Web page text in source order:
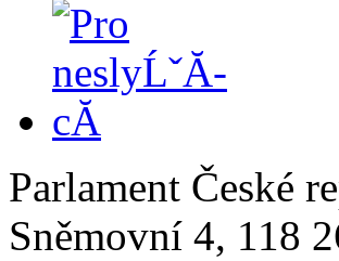
Parlament České
Sněmovní 4, 118